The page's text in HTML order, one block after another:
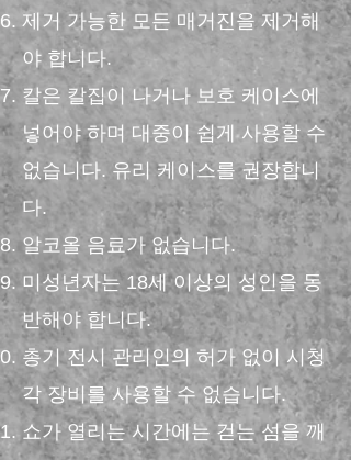
제거 가능한 모든 매거진을 제거해
야 합니다.
칼은 칼집이 나거나 보호 케이스에
넣어야 하며 대중이 쉽게 사용할 수
없습니다. 유리 케이스를 권장합니
다.
알코올 음료가 없습니다.
미성년자는 18세 이상의 성인을 동
반해야 합니다.
총기 전시 관리인의 허가 없이 시청
각 장비를 사용할 수 없습니다.
쇼가 열리는 시간에는 걷는 섬을 깨